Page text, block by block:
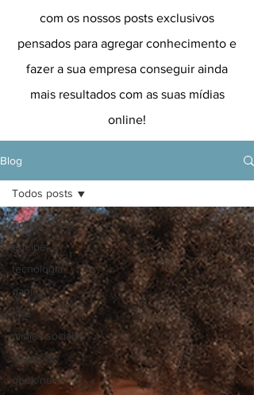
com os nossos posts exclusivos
pensados para agregar conhecimento e
fazer a sua empresa conseguir ainda
mais resultados com as suas mídias
online!
Blog
Todos posts
equipe
tecnologia
games
arte
mídias sociais
inovação
geek/nerd
Todos posts